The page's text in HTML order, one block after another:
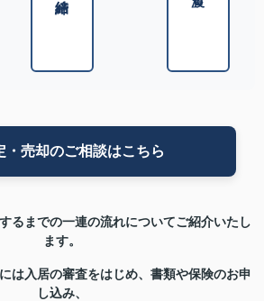
・売却のご相談はこちら
るまでの一連の流れについてご紹介いたし
ます。
は入居の審査をはじめ、書類や保険のお申
し込み、